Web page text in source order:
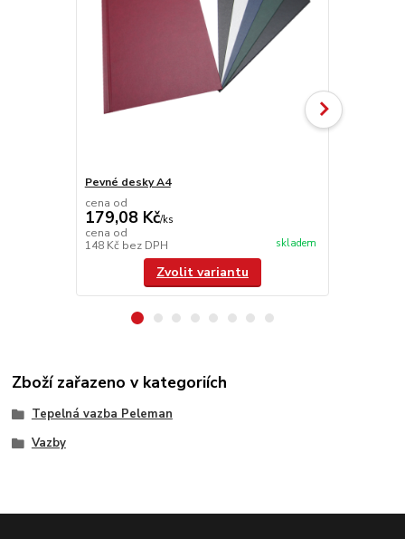
Pevné desky A4
cena od
179,08 Kč/ks
cena od
148 Kč bez DPH skladem
Zvolit variantu
Zboží zařazeno v kategoriích
Tepelná vazba Peleman
Vazby